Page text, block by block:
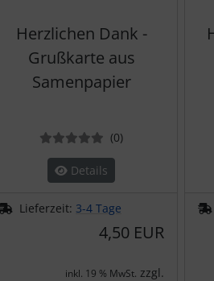
Herzlichen Dank -
Grußkarte aus
Samenpapier
(0Bewertungen
)
Details
Lieferzeit: 3-4 Tage
4,50 EUR
inkl. 19 % MwSt. zzgl.